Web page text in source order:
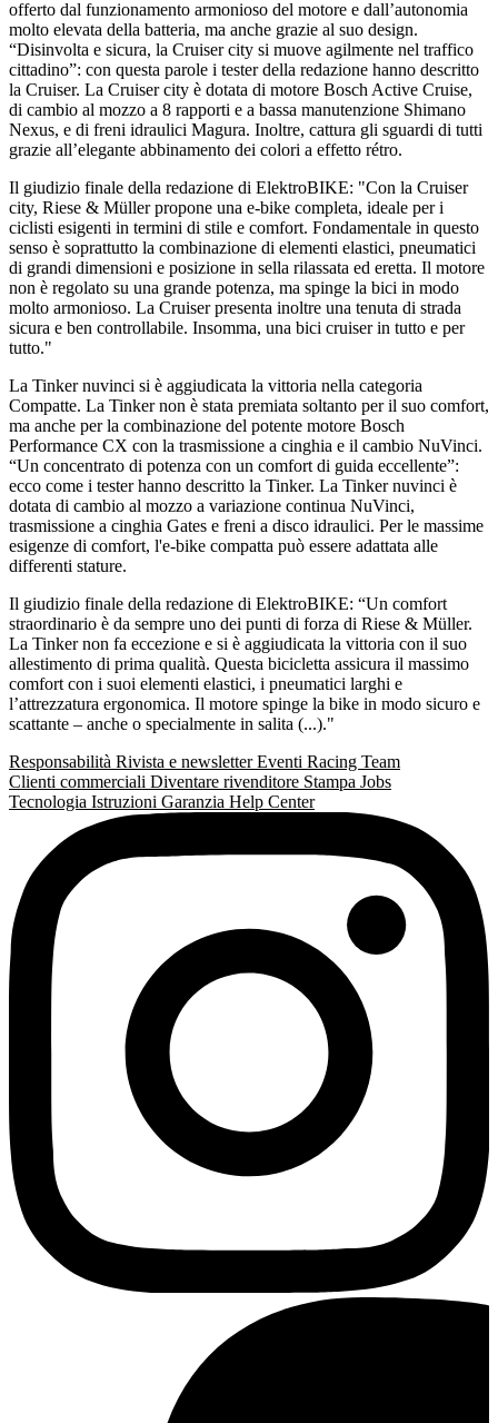
offerto dal funzionamento armonioso del motore e dall’autonomia
molto elevata della batteria, ma anche grazie al suo design.
“Disinvolta e sicura, la Cruiser city si muove agilmente nel traffico
cittadino”: con questa parole i tester della redazione hanno descritto
la Cruiser. La Cruiser city è dotata di motore Bosch Active Cruise,
di cambio al mozzo a 8 rapporti e a bassa manutenzione Shimano
Nexus, e di freni idraulici Magura. Inoltre, cattura gli sguardi di tutti
grazie all’elegante abbinamento dei colori a effetto rétro.
Il giudizio finale della redazione di ElektroBIKE: "Con la Cruiser
city, Riese & Müller propone una e-bike completa, ideale per i
ciclisti esigenti in termini di stile e comfort. Fondamentale in questo
senso è soprattutto la combinazione di elementi elastici, pneumatici
di grandi dimensioni e posizione in sella rilassata ed eretta. Il motore
non è regolato su una grande potenza, ma spinge la bici in modo
molto armonioso. La Cruiser presenta inoltre una tenuta di strada
sicura e ben controllabile. Insomma, una bici cruiser in tutto e per
tutto."
La Tinker nuvinci si è aggiudicata la vittoria nella categoria
Compatte. La Tinker non è stata premiata soltanto per il suo comfort,
ma anche per la combinazione del potente motore Bosch
Performance CX con la trasmissione a cinghia e il cambio NuVinci.
“Un concentrato di potenza con un comfort di guida eccellente”:
ecco come i tester hanno descritto la Tinker. La Tinker nuvinci è
dotata di cambio al mozzo a variazione continua NuVinci,
trasmissione a cinghia Gates e freni a disco idraulici. Per le massime
esigenze di comfort, l'e-bike compatta può essere adattata alle
differenti stature.
Il giudizio finale della redazione di ElektroBIKE: “Un comfort
straordinario è da sempre uno dei punti di forza di Riese & Müller.
La Tinker non fa eccezione e si è aggiudicata la vittoria con il suo
allestimento di prima qualità. Questa bicicletta assicura il massimo
comfort con i suoi elementi elastici, i pneumatici larghi e
l’attrezzatura ergonomica. Il motore spinge la bike in modo sicuro e
scattante – anche o specialmente in salita (...)."
Responsabilità Rivista e newsletterEventi Racing Team
Clienti commerciali Diventare rivenditore Stampa Jobs
Tecnologia Istruzioni Garanzia Help Center